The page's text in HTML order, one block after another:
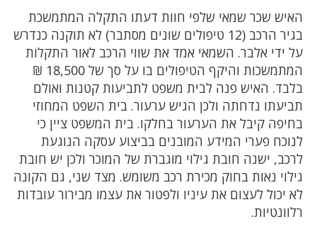
האיש שכר שמאי שלפי חוות דעתו התקלה המתמשכת
בגיר הרכב (12 טיפולים שונים מסתבר) לא תוקנה כנדרש
על ידי אלבר. השמאי אמד את שווי הרכב לאור התקלות
המתמשכות והיקף הטיפולים בו על סך של 18,500 ₪
בלבד. האיש פנה לבית משפט לתביעות קטנות ואולם
תביעתו נדחתה ולכן הגיש ערעור. בית השפט המחוזי
בחיפה קיבל את הערעור בחלקו. בית המשפט ציין כי
לנוכח פערי המידע המובנים בביצוע עסקה הנוגעת
לרכב, ישנה חובת גילוי מוגברת של המוכר ולכן יש חובת
גילוי נאות בחוק מכירת רכב משומש. מצד שני, גם הקונה
לא יכול לעצום את עיניו ולפטור את עצמו מבירור עובדות
רלוונטיות.